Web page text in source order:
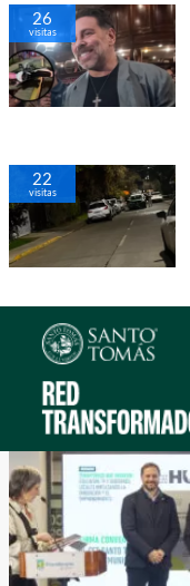
26
visitas
22
visitas